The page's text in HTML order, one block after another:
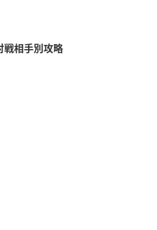
戦相手別攻略